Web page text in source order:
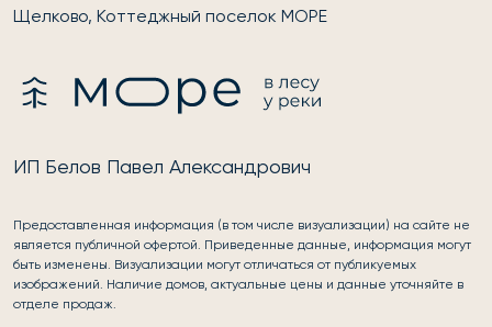
Щелково, Коттеджный поселок МОРЕ
ИП Белов Павел Александрович
Предоставленная информация (в том числе визуализации) на сайте не
является публичной офертой. Приведенные данные, информация могут
быть изменены. Визуализации могут отличаться от публикуемых
изображений. Наличие домов, актуальные цены и данные уточняйте в
отделе продаж.